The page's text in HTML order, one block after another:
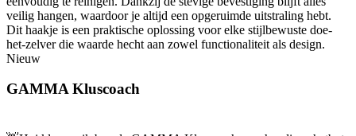
veilig hangen, waardoor je altijd een opgeruimde uitstraling hebt.
Dit haakje is een praktische oplossing voor elke stijlbewuste doe-
het-zelver die waarde hecht aan zowel functionaliteit als design.
Nieuw
GAMMA Kluscoach